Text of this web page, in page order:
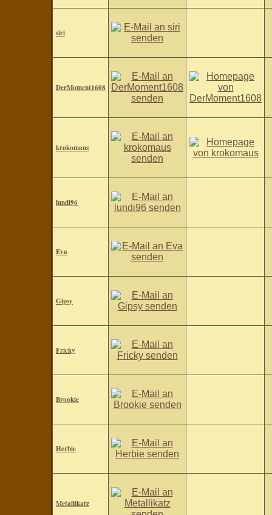
siri
DerMoment1608
krokomaus
lundi96
Eva
Gipsy
Fricky
Brookie
Herbie
Metallikatz